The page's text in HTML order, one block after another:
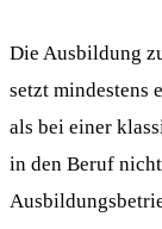
Die Ausbildung
setzt mindestens
als bei einer
in den Beruf